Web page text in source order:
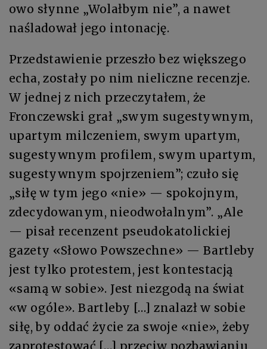
owo słynne „Wolałbym nie”, a nawet
naśladował jego intonację.
Przedstawienie przeszło bez większego
echa, zostały po nim nieliczne recenzje.
W jednej z nich przeczytałem, że
Fronczewski grał „swym sugestywnym,
upartym milczeniem, swym upartym,
sugestywnym profilem, swym upartym,
sugestywnym spojrzeniem”; czuło się
„siłę w tym jego «nie» — spokojnym,
zdecydowanym, nieodwołalnym”. „Ale
— pisał recenzent pseudokatolickiej
gazety «Słowo Powszechne» — Bartleby
jest tylko protestem, jest kontestacją
«samą w sobie». Jest niezgodą na świat
«w ogóle». Bartleby […] znalazł w sobie
siłę, by oddać życie za swoje «nie», żeby
zaprotestować […] przeciw pozbawianiu